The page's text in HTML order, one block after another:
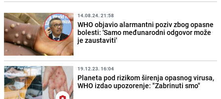
14.08.24. 21:58
WHO objavio alarmantni poziv zbog opasne
bolesti: 'Samo međunarodni odgovor može
je zaustaviti'
19.12.23. 16:04
Planeta pod rizikom širenja opasnog virusa,
WHO izdao upozorenje: "Zabrinuti smo"